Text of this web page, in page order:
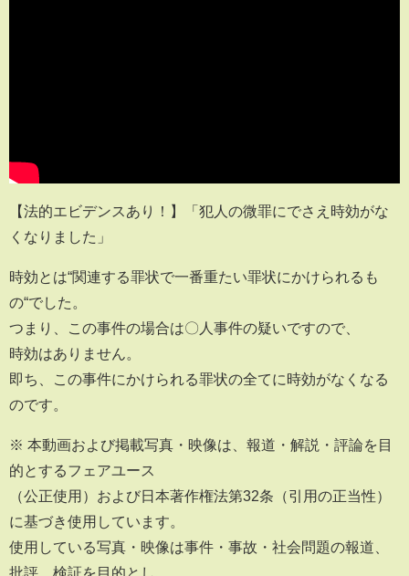
【法的エビデンスあり！】「犯人の微罪にでさえ時効がな
くなりました」
時効とは“関連する罪状で一番重たい罪状にかけられるも
の“でした。
つまり、この事件の場合は〇人事件の疑いですので、
時効はありません。
即ち、この事件にかけられる罪状の全てに時効がなくなる
のです。
※ 本動画および掲載写真・映像は、報道・解説・評論を目
的とするフェアユース
（公正使用）および日本著作権法第32条（引用の正当性）
に基づき使用しています。
使用している写真・映像は事件・事故・社会問題の報道、
批評、検証を目的とし、